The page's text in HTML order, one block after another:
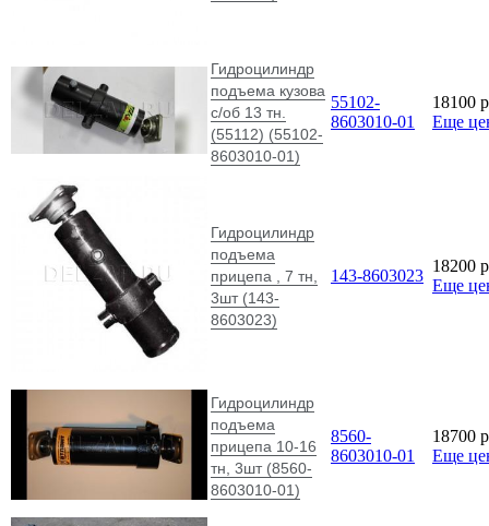
Гидроцилиндр
подъема кузова
с/об 13 тн.
(55112) (55102-
8603010-01)
55102-
8603010-01
18100 p
Еще
Гидроцилиндр
подъема
прицепа , 7 тн,
3шт (143-
8603023)
143-8603023
18200 p
Еще
Гидроцилиндр
подъема
прицепа 10-16
тн, 3шт (8560-
8603010-01)
8560-
8603010-01
18700 p
Еще